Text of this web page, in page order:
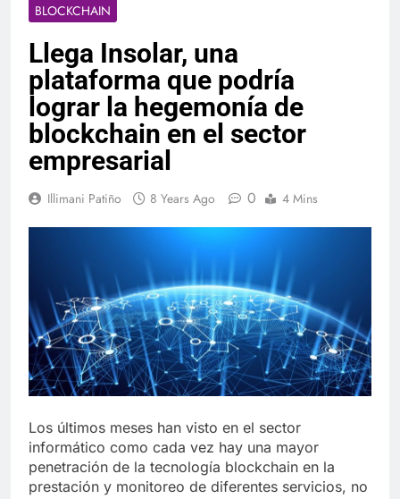
BLOCKCHAIN
Llega Insolar, una
plataforma que podría
lograr la hegemonía de
blockchain en el sector
empresarial
Illimani Patiño 8 Years Ago 0 4 Mins
Los últimos meses han visto en el sector
informático como cada vez hay una mayor
penetración de la tecnología blockchain en la
prestación y monitoreo de diferentes servicios, no